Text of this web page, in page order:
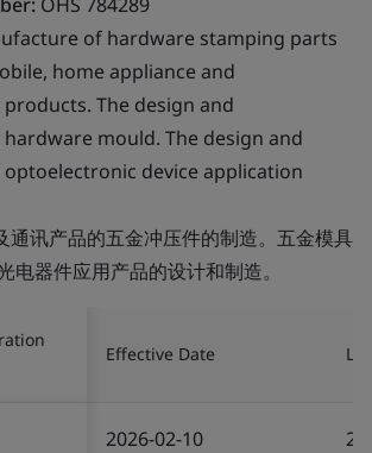
of hardware stamping parts
home appliance and
The design and
mould. The design and
device application
通讯产品的五金冲压件的制造。五金模具
电器件应用产品的设计和制造。
Effective Date
2026-02-10